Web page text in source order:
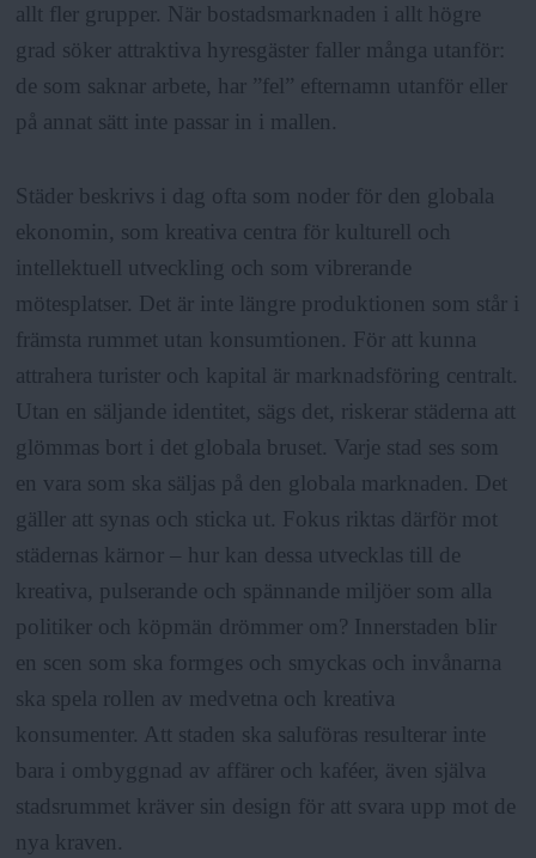
allt fler grupper. När bostadsmarknaden i allt högre
grad söker attraktiva hyresgäster faller många utanför:
de som saknar arbete, har ”fel” efternamn utanför eller
på annat sätt inte passar in i mallen.
Städer beskrivs i dag ofta som noder för den globala
ekonomin, som kreativa centra för kulturell och
intellektuell utveckling och som vibrerande
mötesplatser. Det är inte längre produktionen som står i
främsta rummet utan konsumtionen. För att kunna
attrahera turister och kapital är marknadsföring centralt.
Utan en säljande identitet, sägs det, riskerar städerna att
glömmas bort i det globala bruset. Varje stad ses som
en vara som ska säljas på den globala marknaden. Det
gäller att synas och sticka ut. Fokus riktas därför mot
städernas kärnor – hur kan dessa utvecklas till de
kreativa, pulserande och spännande miljöer som alla
politiker och köpmän drömmer om? Innerstaden blir
en scen som ska formges och smyckas och invånarna
ska spela rollen av medvetna och kreativa
konsumenter. Att staden ska saluföras resulterar inte
bara i ombyggnad av affärer och kaféer, även själva
stadsrummet kräver sin design för att svara upp mot de
nya kraven.